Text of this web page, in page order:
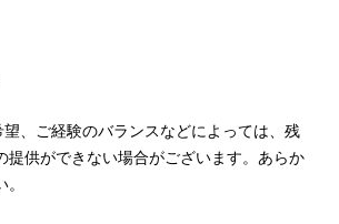
、ご経験のバランスなどによっては、残
提供ができない場合がございます。あらか